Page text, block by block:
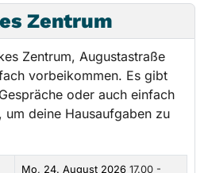
Zentrum
Zentrum, Augustastraße
vorbeikommen. Es gibt
oder auch einfach
um deine Hausaufgaben zu
Mo, 24. August 202617.00 -